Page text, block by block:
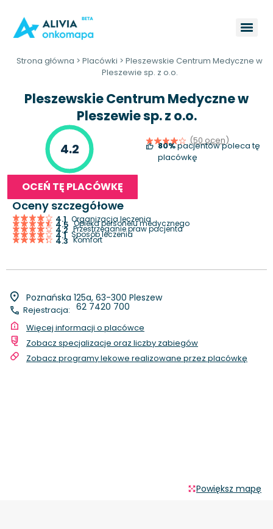
Strona główna > Placówki > Pleszewskie Centrum Medyczne w
Pleszewie sp. z o.o.
Pleszewskie Centrum Medyczne w
Pleszewie sp. z o.o.
4.2 (50 ocen)
80%pacjentów poleca tę
placówkę
OCEŃ TĘ PLACÓWKĘ
Oceny szczegółowe
4.1 Organizacja leczenia
4.5 Opieka personelu medycznego
4.2 Przestrzeganie praw pacjenta
4.1 Sposób leczenia
4.3 Komfort
Poznańska 125a, 63-300 Pleszew
Rejestracja: 62 7420 700
Więcej informacji o placówce
Zobacz specjalizacje oraz liczby zabiegów
Zobacz programy lekowe realizowane przez placówkę
Powiększ mapę